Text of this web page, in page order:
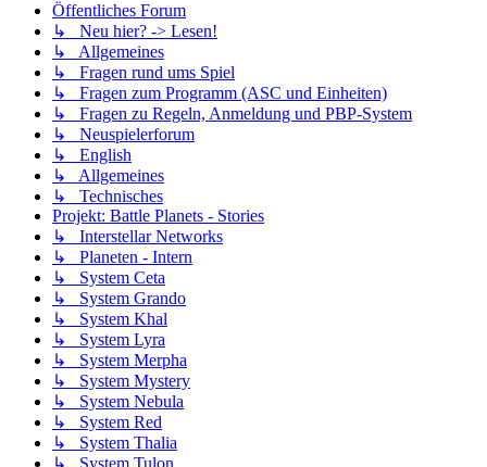
Öffentliches Forum
↳ Neu hier? -> Lesen!
↳ Allgemeines
↳ Fragen rund ums Spiel
↳ Fragen zum Programm (ASC und Einheiten)
↳ Fragen zu Regeln, Anmeldung und PBP-System
↳ Neuspielerforum
↳ English
↳ Allgemeines
↳ Technisches
Projekt: Battle Planets - Stories
↳ Interstellar Networks
↳ Planeten - Intern
↳ System Ceta
↳ System Grando
↳ System Khal
↳ System Lyra
↳ System Merpha
↳ System Mystery
↳ System Nebula
↳ System Red
↳ System Thalia